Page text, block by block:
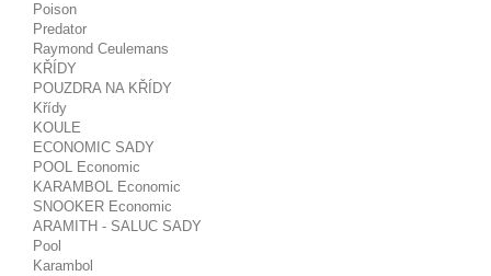
Poison
Predator
Raymond Ceulemans
KŘÍDY
POUZDRA NA KŘÍDY
Křídy
KOULE
ECONOMIC SADY
POOL Economic
KARAMBOL Economic
SNOOKER Economic
ARAMITH - SALUC SADY
Pool
Karambol